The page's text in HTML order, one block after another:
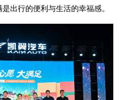
出行的便利与生活的幸福感。